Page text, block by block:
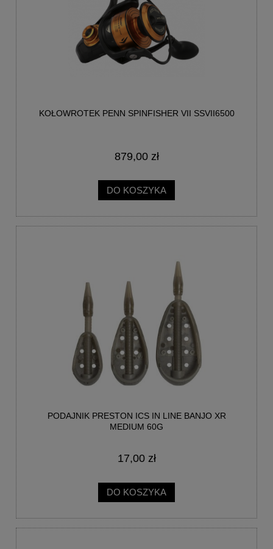
KOŁOWROTEK PENN SPINFISHER VII SSVII6500
879,00 zł
DO KOSZYKA
PODAJNIK PRESTON ICS IN LINE BANJO XR
MEDIUM 60G
17,00 zł
DO KOSZYKA